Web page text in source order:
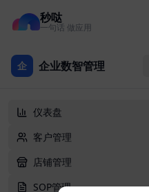
秒哒
一句话 做应用